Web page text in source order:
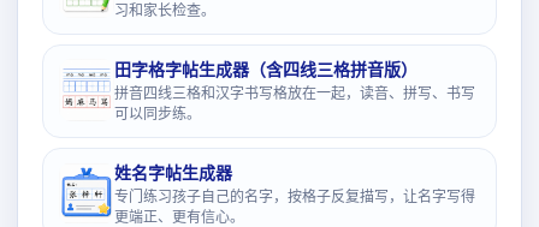
习和家长检查。
田字格字帖生成器（含四线三格拼音版）
拼音四线三格和汉字书写格放在一起，读音、拼写、书写
可以同步练。
姓名字帖生成器
专门练习孩子自己的名字，按格子反复描写，让名字写得
更端正、更有信心。